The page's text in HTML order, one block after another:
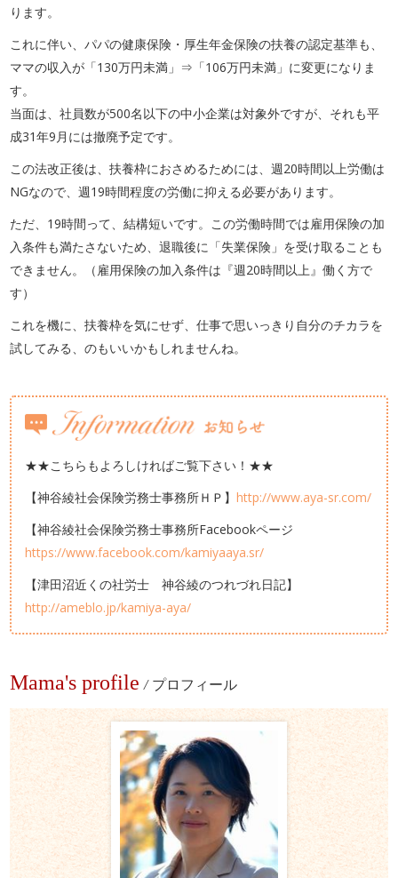
ります。
これに伴い、パパの健康保険・厚生年金保険の扶養の認定基準も、
ママの収入が「130万円未満」⇒「106万円未満」に変更になりま
す。
当面は、社員数が500名以下の中小企業は対象外ですが、それも平
成31年9月には撤廃予定です。
この法改正後は、扶養枠におさめるためには、週20時間以上労働は
NGなので、週19時間程度の労働に抑える必要があります。
ただ、19時間って、結構短いです。この労働時間では雇用保険の加
入条件も満たさないため、退職後に「失業保険」を受け取ることも
できません。（雇用保険の加入条件は『週20時間以上』働く方で
す）
これを機に、扶養枠を気にせず、仕事で思いっきり自分のチカラを
試してみる、のもいいかもしれませんね。
★★こちらもよろしければご覧下さい！★★
【神谷綾社会保険労務士事務所ＨＰ】http://www.aya-sr.com/
【神谷綾社会保険労務士事務所Facebookページ
https://www.facebook.com/kamiyaaya.sr/
【津田沼近くの社労士 神谷綾のつれづれ日記】
http://ameblo.jp/kamiya-aya/
Mama's profile / プロフィール